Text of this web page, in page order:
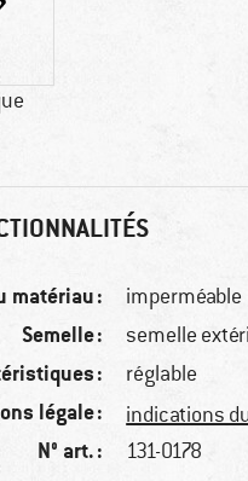
matériau : imperméable
Semelle : semelle
: réglable
légale : indications
N° art. : 131-0178